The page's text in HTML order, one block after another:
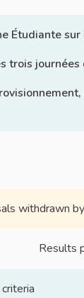
Étudiante
trois
withdrawn
Results